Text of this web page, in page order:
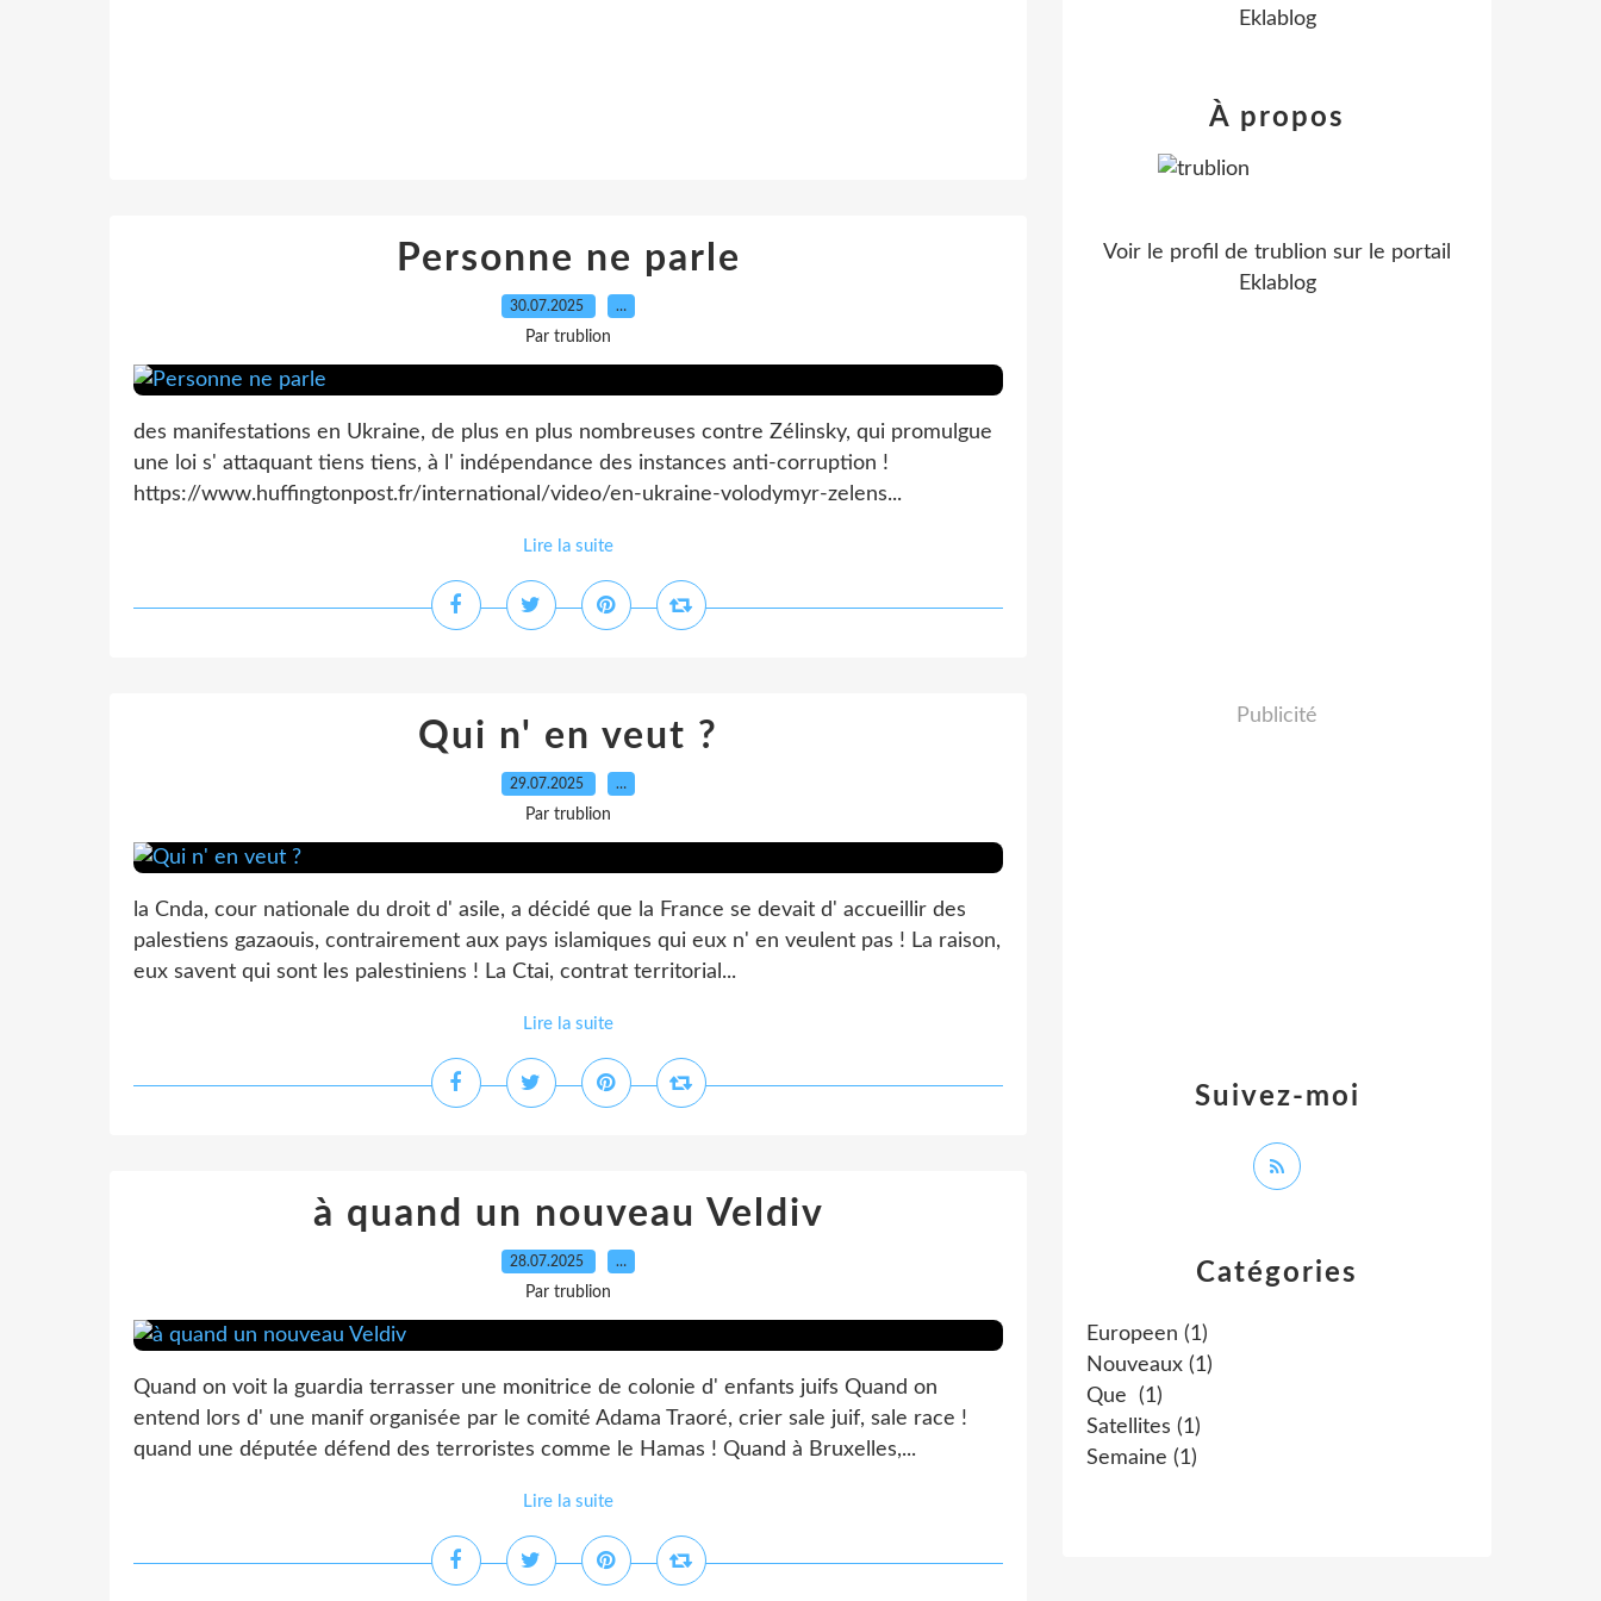
Personne ne parle
30.07.2025 …
Par trublion
des manifestations en Ukraine, de plus en plus nombreuses contre Zélinsky, qui promulgue
une loi s' attaquant tiens tiens, à l' indépendance des instances anti-corruption !
https://www.huffingtonpost.fr/international/video/en-ukraine-volodymyr-zelens...
Lire la suite
Qui n' en veut ?
29.07.2025 …
Par trublion
la Cnda, cour nationale du droit d' asile, a décidé que la France se devait d' accueillir des
palestiens gazaouis, contrairement aux pays islamiques qui eux n' en veulent pas ! La raison,
eux savent qui sont les palestiniens ! La Ctai, contrat territorial...
Lire la suite
à quand un nouveau Veldiv
28.07.2025 …
Par trublion
Quand on voit la guardia terrasser une monitrice de colonie d' enfants juifs Quand on
entend lors d' une manif organisée par le comité Adama Traoré, crier sale juif, sale race !
quand une députée défend des terroristes comme le Hamas ! Quand à Bruxelles,...
Lire la suite
Catégories
Europeen (1)
Nouveaux (1)
Que
(1)
Satellites (1)
Semaine (1)
Eklablog
Suivez-moi
À propos
Voir le profil de trublion sur le portail
Eklablog
Publicité